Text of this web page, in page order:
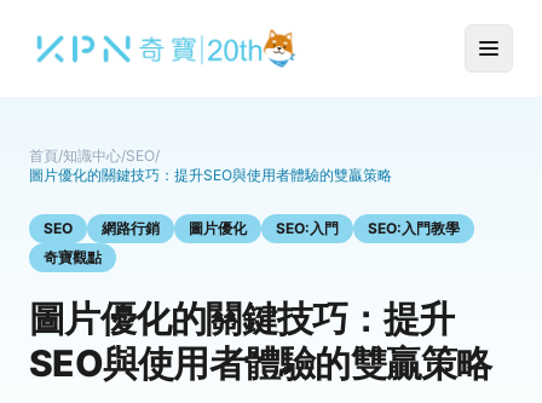
首頁/知識中心/SEO/
圖片優化的關鍵技巧：提升SEO與使用者體驗的雙贏策略
SEO 網路行銷 圖片優化 SEO:入門
SEO:入門教學
奇寶觀點
圖片優化的關鍵技巧：提升
SEO與使用者體驗的雙贏策略